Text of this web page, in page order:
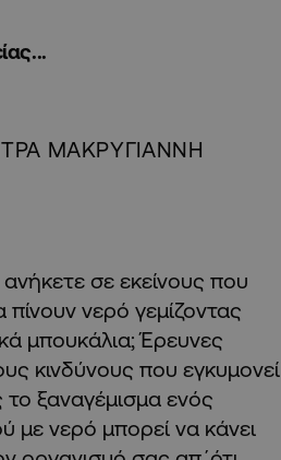
ΜΑΚΡΥΓΙΑΝΝΗ
σε εκείνους που
νερό γεμίζοντας
μπουκάλια; Έρευνες
κινδύνους που εγκυμονεί
ξαναγέμισμα ενός
με νερό μπορεί να κάνει